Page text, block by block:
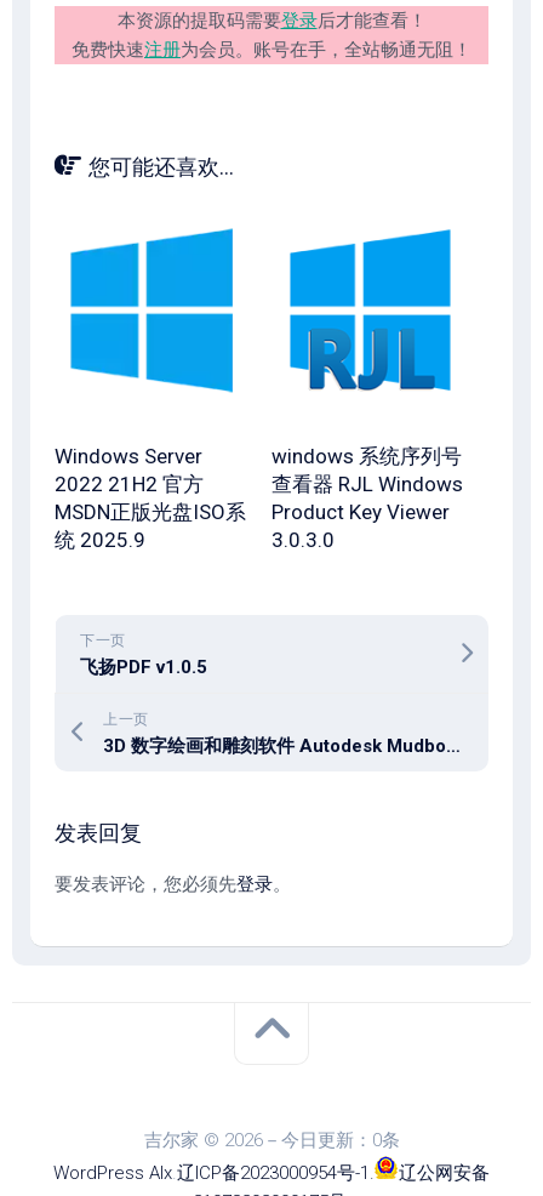
本资源的提取码需要登录后才能查看！
免费快速注册为会员。账号在手，全站畅通无阻！
您可能还喜欢...
Windows Server
2022 21H2 官方
MSDN正版光盘ISO系
统 2025.9
windows 系统序列号
查看器 RJL Windows
Product Key Viewer
3.0.3.0
下一页
飞扬PDF v1.0.5
上一页
3D 数字绘画和雕刻软件 Autodesk Mudbox 2026 x64
发表回复
要发表评论，您必须先登录。
吉尔家 © 2026－今日更新：0条
WordPress Alx.辽ICP备2023000954号-1 .
辽公网安备